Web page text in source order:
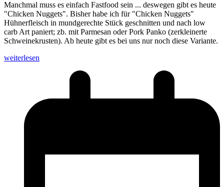
Manchmal muss es einfach Fastfood sein ... deswegen gibt es heute
"Chicken Nuggets". Bisher habe ich für "Chicken Nuggets"
Hühnerfleisch in mundgerechte Stück geschnitten und nach low
carb Art paniert; zb. mit Parmesan oder Pork Panko (zerkleinerte
Schweinekrusten). Ab heute gibt es bei uns nur noch diese Variante.
weiterlesen